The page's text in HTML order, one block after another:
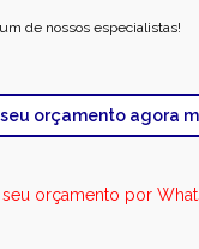
de nossos especialistas!
seu orçamento agora
seu orçamento por